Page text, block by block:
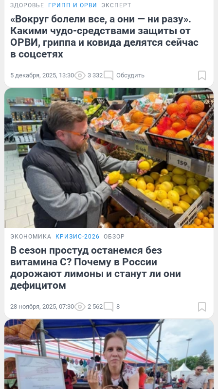
ЗДОРОВЬЕ ГРИПП И ОРВИ ЭКСПЕРТ
«Вокруг болели все, а они — ни разу».
Какими чудо-средствами защиты от
ОРВИ, гриппа и ковида делятся сейчас
в соцсетях
5 декабря, 2025, 13:30 3 332 Обсудить
ЭКОНОМИКА КРИЗИС-2026 ОБЗОР
В сезон простуд останемся без
витамина C? Почему в России
дорожают лимоны и станут ли они
дефицитом
28 ноября, 2025, 07:30 2 562 8